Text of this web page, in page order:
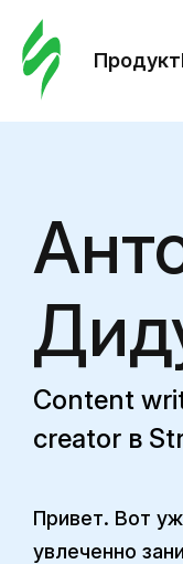
Продукт
Content
creator в
Привет. Вот
увлеченно